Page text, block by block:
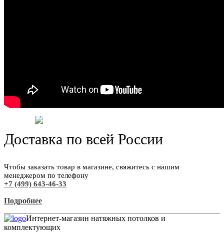
Доставка по всей России
Чтобы заказать товар в магазине, свяжитесь с нашим
менеджером по телефону
+7 (499) 643-46-33
Подробнее
Интернет-магазин натяжных потолков и
комплектующих